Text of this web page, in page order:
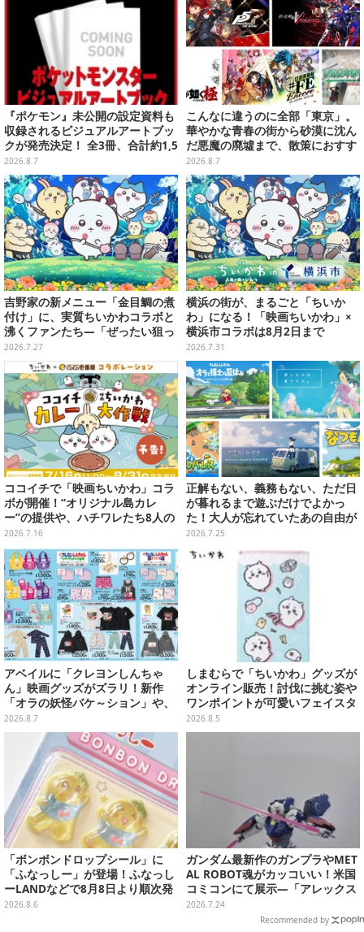
『ポケモン』未公開の設定資料も
収録されるビジュアルアートブッ
クが発売決定！ 全3冊、合計約1,5
00ページの大ボリュームでシリー
ズ30年を振り返る
2026.8.7
こんなに違うのに全部「東京」。
華やかな青春の街から砂漠に沈ん
だ悪魔の廃墟まで、散策におすす
め東京ゲーム5選【特集】
2026.8.7
吉野家の新メニュー「金目鯛の煮
付け」に、実質ちいかわコラボと
沸くファンたち―「ぜったい狙っ
ただろ！」「映画公開のタイミン
グで妙だな？」
2026.7.27
横浜の街が、まるごと「ちいか
わ」になる！「映画ちいかわ」×
横浜市コラボは8月2日まで
2026.7.31
ココイチで「映画ちいかわ」コラ
ボが開催！“オリジナル島カレ
ー”の提供や、ハチワレたち8人の
スプーン置きフィギュアをプレゼ
ント
2026.7.16
正解もない、義務もない、ただ日
が暮れるまで遊ぶだけでよかっ
た！大人が忘れていたあの自由が
蘇るノスタルジー夏休みゲームお
2026.7.25
アベイルに「クレヨンしんちゃ
ん」映画グッズがズラリ！新作
「オラの妖怪バケ～ション」や、
「ヘンダーランド」「暗黒タマタ
マ」などをフィーチャー
2026.8.7
しまむらで「ちいかわ」グッズが
オンライン販売！討伐に挑む姿や
ワンポイントが可愛いフェイスタ
オル、バスマットなど全14種
2026.8.5
「ボンボンドロップシール」に
「ふなっしー」が登場！ふなっし
ーLANDなどで8月8日より順次発
売
2026.8.6
ガンダム最新作のガンプラやMET
AL ROBOT魂がカッコいい！米国
コミコンにて展示―「アレックス
ゼロ」『GUNDAM ROGUE ORBI
2026.7.24
Recommended by